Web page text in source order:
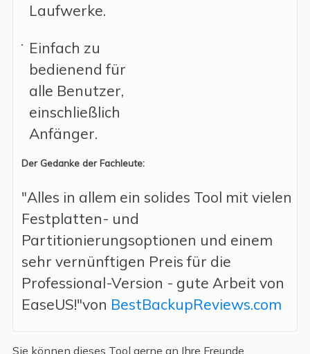
Laufwerke.
Einfach zu
bedienend für
alle Benutzer,
einschließlich
Anfänger.
Der Gedanke der Fachleute:
"Alles in allem ein solides Tool mit vielen
Festplatten- und
Partitionierungsoptionen und einem
sehr vernünftigen Preis für die
Professional-Version - gute Arbeit von
EaseUS!"von BestBackupReviews.com
Sie können dieses Tool gerne an Ihre Freunde